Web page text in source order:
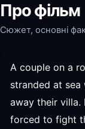
Про фільм
Сюжет, основні
A couple on a
stranded at
away their villa.
forced to fight